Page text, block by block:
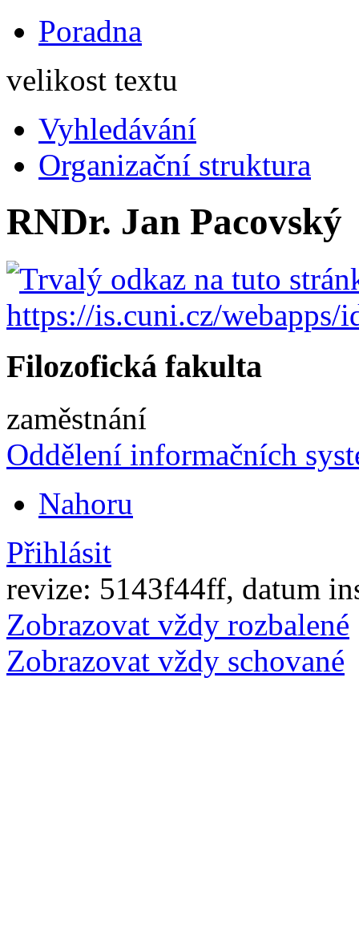
Poradna
velikost textu
Vyhledávání
Organizační struktura
RNDr. Jan Pacovský
Filozofická fakulta
zaměstnání
Oddělení informačních
Nahoru
Přihlásit
revize: 5143f44ff, datum
Zobrazovat vždy rozbalené
Zobrazovat vždy schované